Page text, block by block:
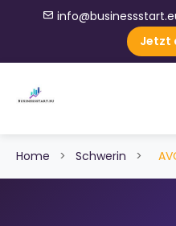
Jetzt
Home > Schwerin >